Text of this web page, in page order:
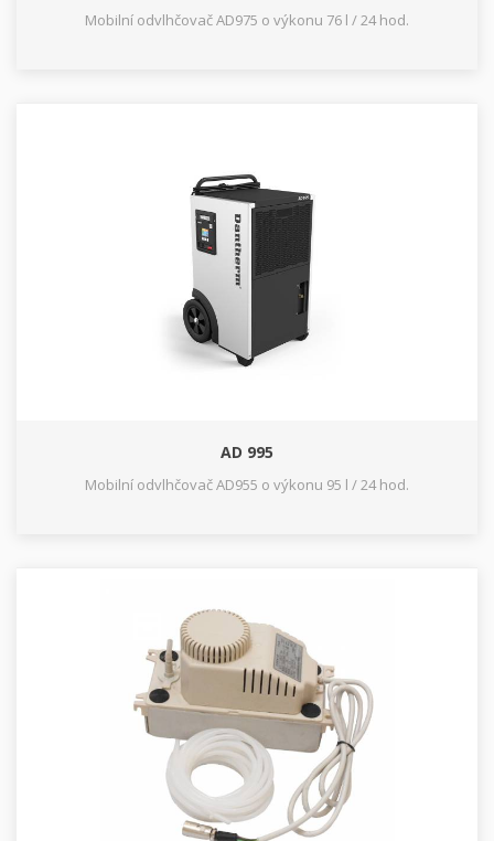
Mobilní odvlhčovač AD975 o výkonu 76 l / 24 hod.
AD 995
Mobilní odvlhčovač AD955 o výkonu 95 l / 24 hod.